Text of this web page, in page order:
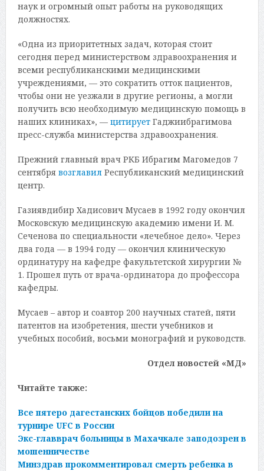
наук и огромный опыт работы на руководящих
должностях.
«Одна из приоритетных задач, которая стоит
сегодня перед министерством здравоохранения и
всеми республиканскими медицинскими
учреждениями, — это сократить отток пациентов,
чтобы они не уезжали в другие регионы, а могли
получить всю необходимую медицинскую помощь в
наших клиниках», — цитируетГаджиибрагимова
пресс-служба министерства здравоохранения.
Прежний главный врач РКБ Ибрагим Магомедов 7
сентября возглавилРеспубликанский медицинский
центр.
Газиявдибир Хадисович Мусаев в 1992 году окончил
Московскую медицинскую академию имени И. М.
Сеченова по специальности «лечебное дело». Через
два года — в 1994 году — окончил клиническую
ординатуру на кафедре факультетской хирургии №
1. Прошел путь от врача-ординатора до профессора
кафедры.
Мусаев – автор и соавтор 200 научных статей, пяти
патентов на изобретения, шести учебников и
учебных пособий, восьми монографий и руководств.
Отдел новостей «МД»
Читайте также:
Все пятеро дагестанских бойцов победили на
турнире UFC в России
Экс-главврач больницы в Махачкале заподозрен в
мошенничестве
Минздрав прокомментировал смерть ребенка в